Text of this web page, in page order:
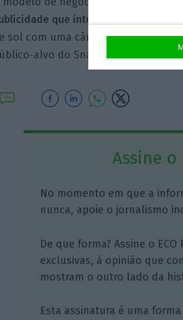
que integra no serviço,
sol com uma câmara e que
alvo do Snapchat são os
Assine o
No momento em que a
nunca, apoie o jornalismo
De que forma? Assine o
exclusivas, à opinião que
mostram o outro lado da
Esta assinatura é uma